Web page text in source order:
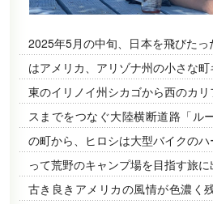
2025年5月の中旬、日本を飛びた
はアメリカ、アリゾナ州の小さな町
東のイリノイ州シカゴから西のカ
スまでをつなぐ大陸横断道路「ル
の町から、ヒロシは大型バイクの
って荒野のキャンプ場を目指す旅に
古き良きアメリカの風情が色濃く